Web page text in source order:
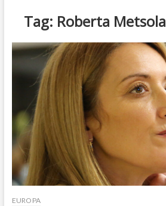
Tag: Roberta Metsola
EUROPA